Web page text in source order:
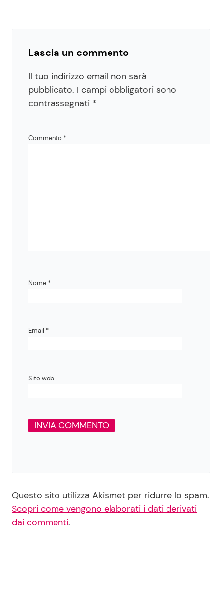
Lascia un commento
Il tuo indirizzo email non sarà
pubblicato. I campi obbligatori sono
contrassegnati *
Commento *
Nome *
Email *
Sito web
Questo sito utilizza Akismet per ridurre lo spam.
Scopri come vengono elaborati i dati derivati
dai commenti.